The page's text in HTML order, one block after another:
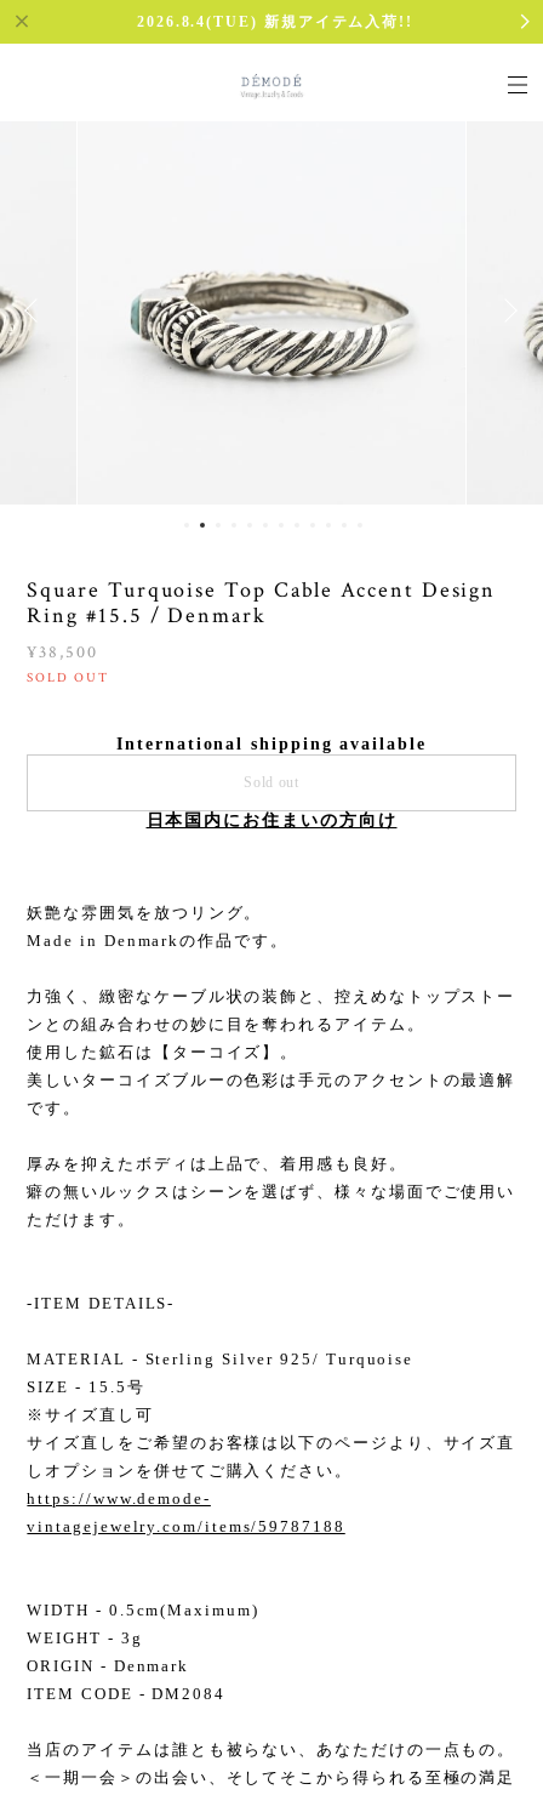
2026.8.4(TUE) 新規アイテム入荷!!
Square Turquoise Top Cable Accent Design
Ring #15.5 / Denmark
¥38,500
SOLD OUT
International shipping available
Sold out
日本国内にお住まいの方向け
妖艶な雰囲気を放つリング。
Made in Denmarkの作品です。
力強く、緻密なケーブル状の装飾と、控えめなトップストー
ンとの組み合わせの妙に目を奪われるアイテム。
使用した鉱石は【ターコイズ】。
美しいターコイズブルーの色彩は手元のアクセントの最適解
です。
厚みを抑えたボディは上品で、着用感も良好。
癖の無いルックスはシーンを選ばず、様々な場面でご使用い
ただけます。
-ITEM DETAILS-
MATERIAL - Sterling Silver 925/ Turquoise
SIZE - 15.5号
※サイズ直し可
サイズ直しをご希望のお客様は以下のページより、サイズ直
しオプションを併せてご購入ください。
https://www.demode-
vintagejewelry.com/items/59787188
WIDTH - 0.5cm(Maximum)
WEIGHT - 3g
ORIGIN - Denmark
ITEM CODE - DM2084
当店のアイテムは誰とも被らない、あなただけの一点もの。
＜一期一会＞の出会い、そしてそこから得られる至極の満足